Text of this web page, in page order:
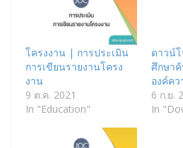
โครงงาน | การประเมิน
การเขียนรายงานโครง
งาน
9 ต.ค. 2021
In "Education"
ดาวน์
ศึกษา
องค์คว
6 ก.ย.
In